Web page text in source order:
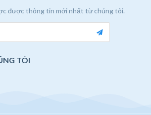
được thông tin mới nhất từ chúng tôi.
TÔI